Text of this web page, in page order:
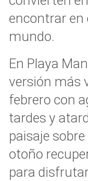
encontrar en
mundo.
En Playa
versión más
febrero con
tardes y
paisaje
otoño
para